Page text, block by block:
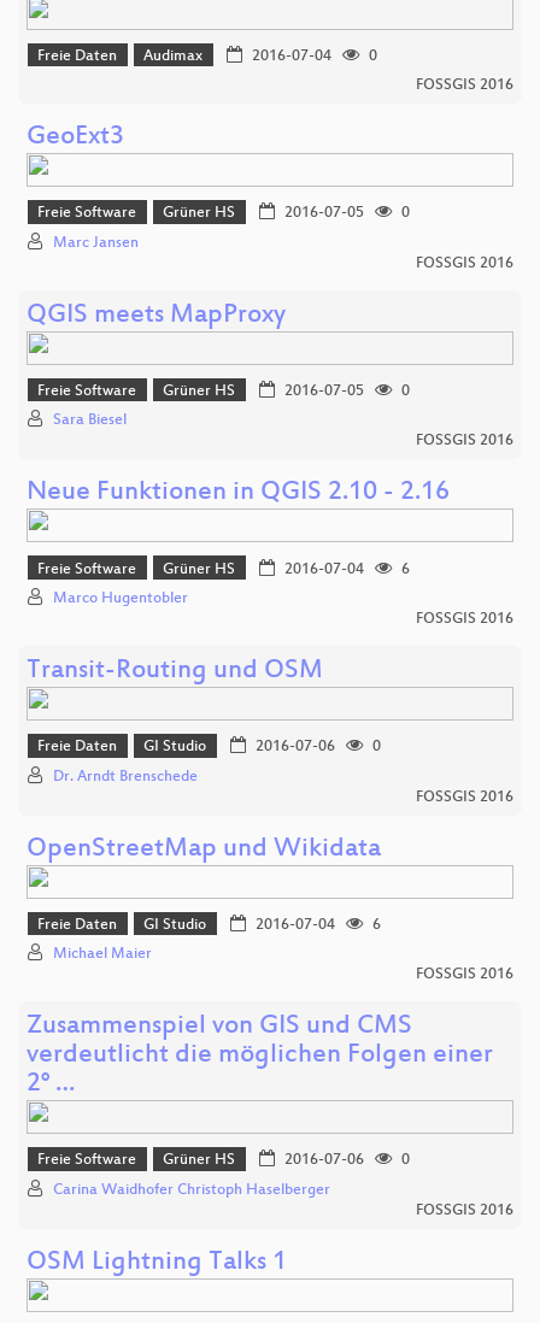
Freie Daten Audimax 2016-07-04
0
FOSSGIS 2016
GeoExt3
Freie Software Grüner HS 2016-07-05
0
Marc Jansen
FOSSGIS 2016
QGIS meets MapProxy
Freie Software Grüner HS 2016-07-05
0
Sara Biesel
FOSSGIS 2016
Neue Funktionen in QGIS 2.10 - 2.16
Freie Software Grüner HS 2016-07-04
6
Marco Hugentobler
FOSSGIS 2016
Transit-Routing und OSM
Freie Daten GI Studio 2016-07-06
0
Dr. Arndt Brenschede
FOSSGIS 2016
OpenStreetMap und Wikidata
Freie Daten GI Studio 2016-07-04
6
Michael Maier
FOSSGIS 2016
Zusammenspiel von GIS und CMS
verdeutlicht die möglichen Folgen einer
2° …
Freie Software Grüner HS 2016-07-06
0
Carina Waidhofer Christoph Haselberger
FOSSGIS 2016
OSM Lightning Talks 1